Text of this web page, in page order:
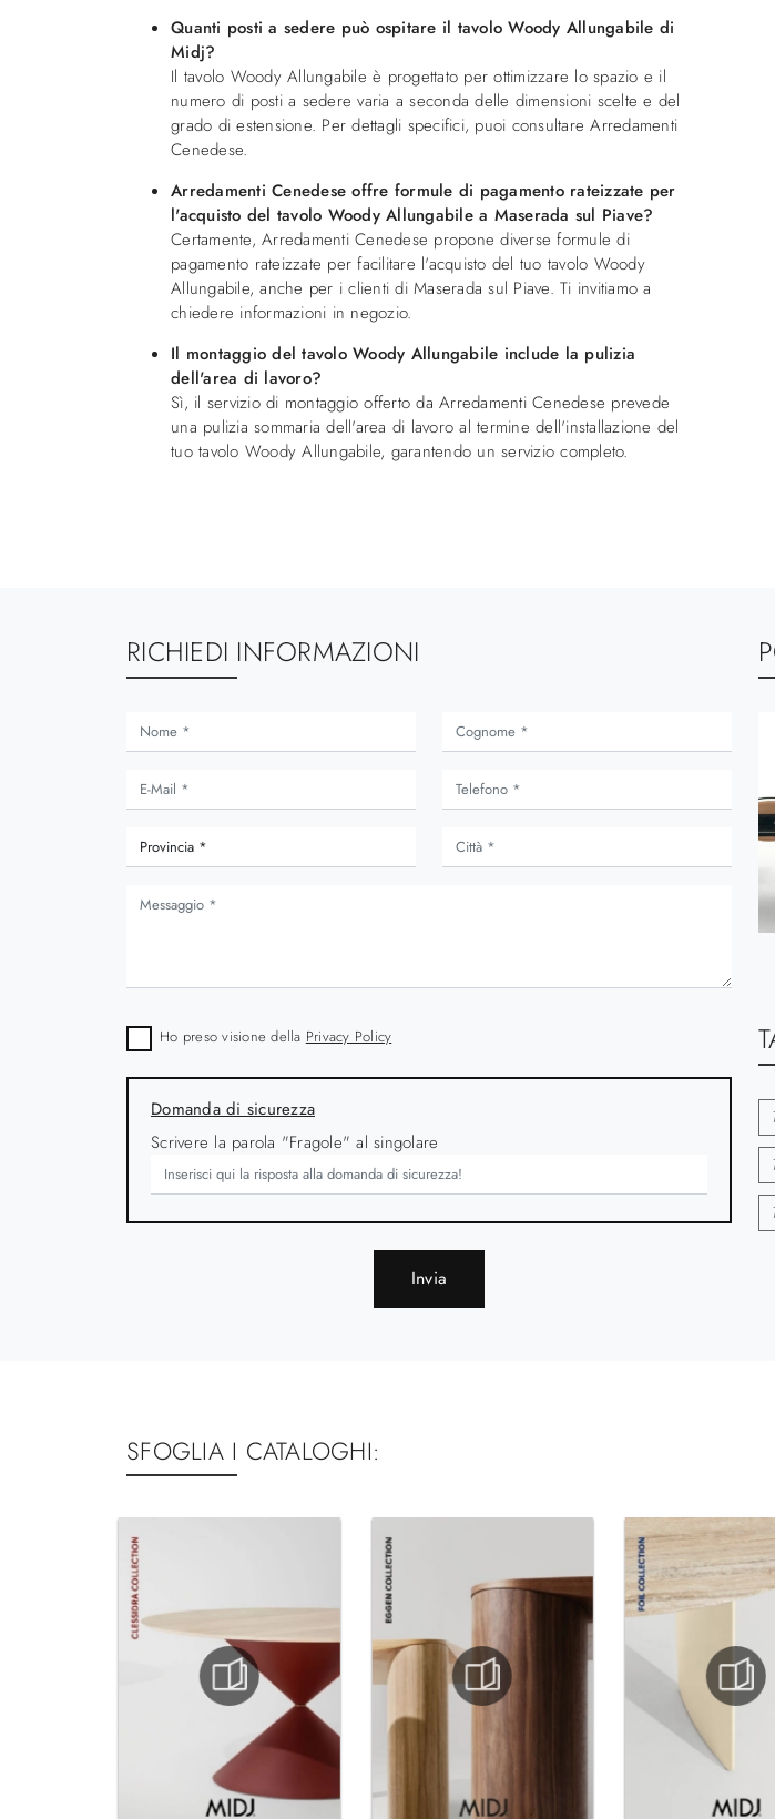
Quanti posti a sedere può ospitare il tavolo Woody Allungabile di
Midj?
Il tavolo Woody Allungabile è progettato per ottimizzare lo spazio e il
numero di posti a sedere varia a seconda delle dimensioni scelte e del
grado di estensione. Per dettagli specifici, puoi consultare Arredamenti
Cenedese.
Arredamenti Cenedese offre formule di pagamento rateizzate per
l'acquisto del tavolo Woody Allungabile a Maserada sul Piave?
Certamente, Arredamenti Cenedese propone diverse formule di
pagamento rateizzate per facilitare l'acquisto del tuo tavolo Woody
Allungabile, anche per i clienti di Maserada sul Piave. Ti invitiamo a
chiedere informazioni in negozio.
Il montaggio del tavolo Woody Allungabile include la pulizia
dell'area di lavoro?
Sì, il servizio di montaggio offerto da Arredamenti Cenedese prevede
una pulizia sommaria dell'area di lavoro al termine dell'installazione del
tuo tavolo Woody Allungabile, garantendo un servizio completo.
RICHIEDI INFORMAZIONI
Ho preso visione della Privacy Policy
Domanda di sicurezza
Scrivere la parola "Fragole" al singolare
Invia
SFOGLIA I CATALOGHI: